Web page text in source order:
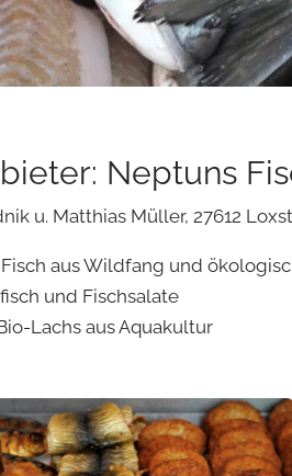
Neptuns
u. Matthias Müller, 27612
aus Wildfang und
und Fischsalate
Lachs aus Aquakultur